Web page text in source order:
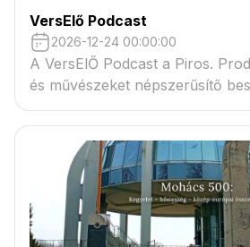
VersElő Podcast
2026-12-24 00:00:00
A VersElŐ Podcast a Piros.
és művészeket népszerűsítő